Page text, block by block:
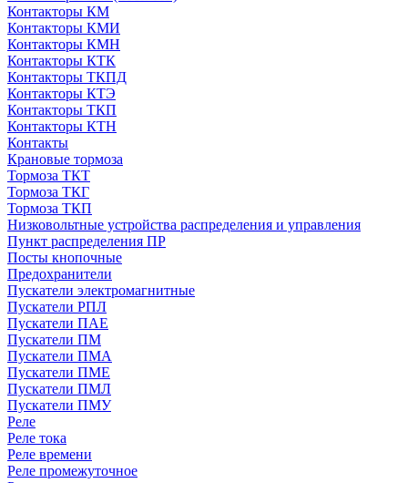
Контакторы КМ
Контакторы КМИ
Контакторы КМН
Контакторы КТК
Контакторы ТКПД
Контакторы КТЭ
Контакторы ТКП
Контакторы КТН
Контакты
Крановые тормоза
Тормоза ТКТ
Тормоза ТКГ
Тормоза ТКП
Низковольтные устройства распределения и управления
Пункт распределения ПР
Посты кнопочные
Предохранители
Пускатели электромагнитные
Пускатели РПЛ
Пускатели ПАЕ
Пускатели ПМ
Пускатели ПМА
Пускатели ПМЕ
Пускатели ПМЛ
Пускатели ПМУ
Реле
Реле тока
Реле времени
Реле промежуточное